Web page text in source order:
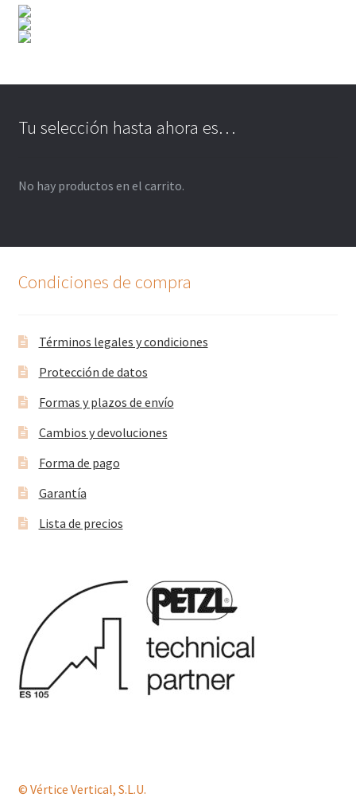
Tu selección hasta ahora es…
No hay productos en el carrito.
Condiciones de compra
Términos legales y condiciones
Protección de datos
Formas y plazos de envío
Cambios y devoluciones
Forma de pago
Garantía
Lista de precios
© Vértice Vertical, S.L.U.